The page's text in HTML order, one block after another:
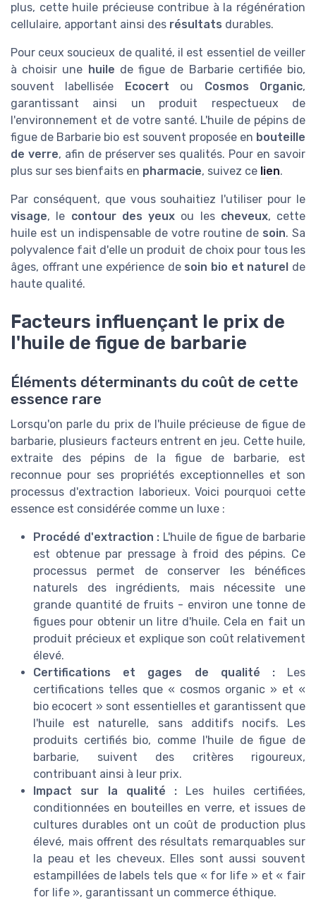
plus, cette huile précieuse contribue à la régénération
cellulaire, apportant ainsi des résultats durables.
Pour ceux soucieux de qualité, il est essentiel de veiller
à choisir une huile de figue de Barbarie certifiée bio,
souvent labellisée Ecocert ou Cosmos Organic,
garantissant ainsi un produit respectueux de
l'environnement et de votre santé. L'huile de pépins de
figue de Barbarie bio est souvent proposée en bouteille
de verre, afin de préserver ses qualités. Pour en savoir
plus sur ses bienfaits en pharmacie, suivez ce lien.
Par conséquent, que vous souhaitiez l'utiliser pour le
visage, le contour des yeux ou les cheveux, cette
huile est un indispensable de votre routine de soin. Sa
polyvalence fait d'elle un produit de choix pour tous les
âges, offrant une expérience de soin bio et naturel de
haute qualité.
Facteurs influençant le prix de
l'huile de figue de barbarie
Éléments déterminants du coût de cette
essence rare
Lorsqu'on parle du prix de l'huile précieuse de figue de
barbarie, plusieurs facteurs entrent en jeu. Cette huile,
extraite des pépins de la figue de barbarie, est
reconnue pour ses propriétés exceptionnelles et son
processus d'extraction laborieux. Voici pourquoi cette
essence est considérée comme un luxe :
Procédé d'extraction : L'huile de figue de barbarie
est obtenue par pressage à froid des pépins. Ce
processus permet de conserver les bénéfices
naturels des ingrédients, mais nécessite une
grande quantité de fruits - environ une tonne de
figues pour obtenir un litre d'huile. Cela en fait un
produit précieux et explique son coût relativement
élevé.
Certifications et gages de qualité :Les
certifications telles que « cosmos organic » et «
bio ecocert » sont essentielles et garantissent que
l'huile est naturelle, sans additifs nocifs. Les
produits certifiés bio, comme l'huile de figue de
barbarie, suivent des critères rigoureux,
contribuant ainsi à leur prix.
Impact sur la qualité : Les huiles certifiées,
conditionnées en bouteilles en verre, et issues de
cultures durables ont un coût de production plus
élevé, mais offrent des résultats remarquables sur
la peau et les cheveux. Elles sont aussi souvent
estampillées de labels tels que « for life » et « fair
for life », garantissant un commerce éthique.